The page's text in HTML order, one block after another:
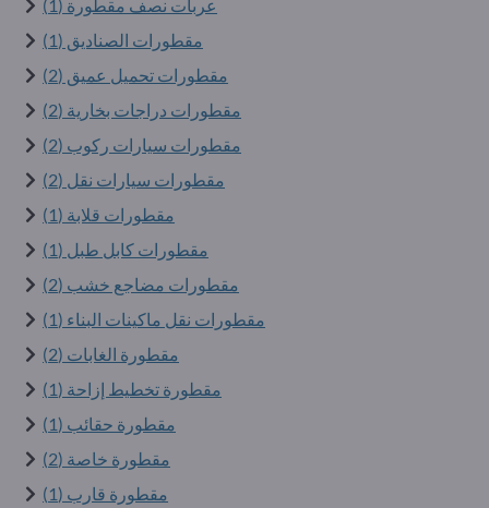
عربات نصف مقطورة (1)
مقطورات الصناديق (1)
مقطورات تحميل عميق (2)
مقطورات دراجات بخارية (2)
مقطورات سيارات ركوب (2)
مقطورات سيارات نقل (2)
مقطورات قلابة (1)
مقطورات كابل طبل (1)
مقطورات مضاجع خشب (2)
مقطورات نقل ماكينات البناء (1)
مقطورة الغابات (2)
مقطورة تخطيط إزاحة (1)
مقطورة حقائب (1)
مقطورة خاصة (2)
مقطورة قارب (1)